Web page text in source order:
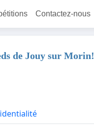
Contactez-nous
de Jouy sur Morin!